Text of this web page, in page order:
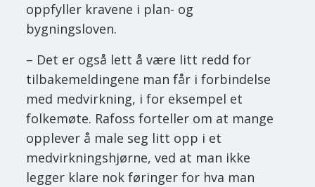
oppfyller kravene i plan- og
bygningsloven.
– Det er også lett å være litt redd for
tilbakemeldingene man får i forbindelse
med medvirkning, i for eksempel et
folkemøte. Rafoss forteller om at mange
opplever å male seg litt opp i et
medvirkningshjørne, ved at man ikke
legger klare nok føringer for hva man